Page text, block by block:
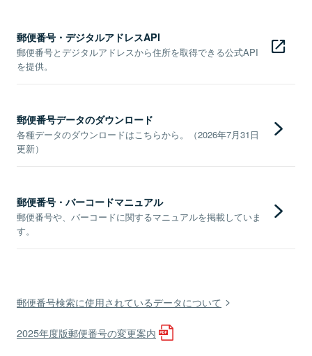
郵便番号・デジタルアドレスAPI
郵便番号とデジタルアドレスから住所を取得できる公式API
を提供。
郵便番号データのダウンロード
各種データのダウンロードはこちらから。（2026年7月31日
更新）
郵便番号・バーコードマニュアル
郵便番号や、バーコードに関するマニュアルを掲載していま
す。
郵便番号検索に使用されているデータについて
2025年度版郵便番号の変更案内